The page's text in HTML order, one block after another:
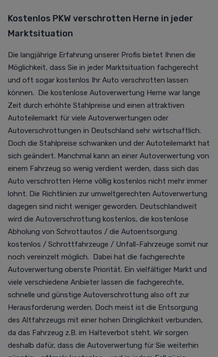
Kostenlos PKW verschrotten Herne in jeder
Marktsituation
Die langjährige Erfahrung unserer Profis bietet Ihnen die
Möglichkeit, dass Sie in jeder Marktsituation fachgerecht
und oft sogar kostenlos Ihr Auto verschrotten lassen
können. Die kostenlose Autoverwertung Herne war lange
Zeit durch erhöhte Stahlpreise und einen attraktiven
Autoteilemarkt für viele Autoverwertungen oder
Autoverschrottungen in Deutschland sehr wirtschaftlich.
Doch die Stahlpreise schwanken und der Autoteilemarkt hat
sich geändert. Manchmal kann an einer Autoverwertung von
einem Fahrzeug so wenig verdient werden, dass sich das
Auto verschrotten Herne völlig kostenlos nicht mehr immer
lohnt. Die Richtlinien zur umweltgerechten Autoverwertung
dagegen sind nicht weniger geworden. Deutschlandweit
wird die Autoverschrottung kostenlos, die kostenlose
Abholung von Schrottautos / die Autoentsorgung
kostenlos / Schrottfahrzeuge / Unfall-Fahrzeuge somit nur
noch vereinzelt möglich. Dabei hat die fachgerechte
Autoverwertung oberste Priorität. Ein vielfältiger Markt und
viele verschiedene Anbieter lassen die fachgerechte,
schnelle und günstige Autoverschrottung also oft zur
Herausforderung werden. Doch meist ist die Entsorgung
des Altfahrzeugs mit einer hohen Dringlichkeit verbunden,
da das Fahrzeug z.B. im Halteverbot steht. Wir sorgen
deshalb dafür, dass die Autoverwertung für Sie weiterhin